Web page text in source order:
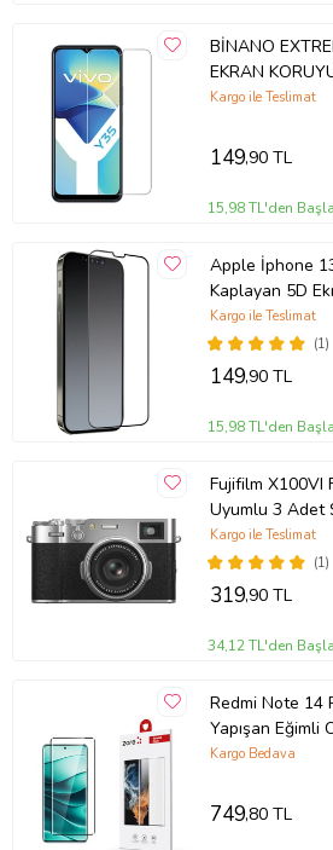
BİNANO
EKRAN
Kargo ile Teslimat
149,90 TL
15,98 TL'den
Apple İphone
Kaplayan 5D
(1)
Kargo ile Teslimat
149,90 TL
15,98 TL'den
Fujifilm X100VI
Uyumlu 3 Adet
koruyucu Nano
(1)
Kargo ile Teslimat
319,90 TL
34,12 TL'den
Redmi Note 14
Yapışan Eğimli
(Siyah)
Kargo Bedava
749,80 TL